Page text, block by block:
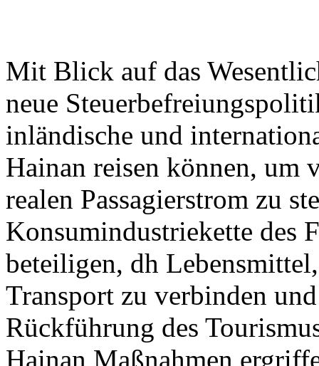
Mit Blick auf das
neue
inländische und
Hainan reisen können, um
realen Passagierstrom zu
Konsumindustriekette des
beteiligen, dh
Transport zu verbinden
Rückführung des
Hainan Maßnahmen